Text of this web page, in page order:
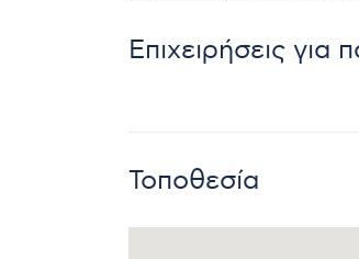
Επιχειρήσεις για
Τοποθεσία